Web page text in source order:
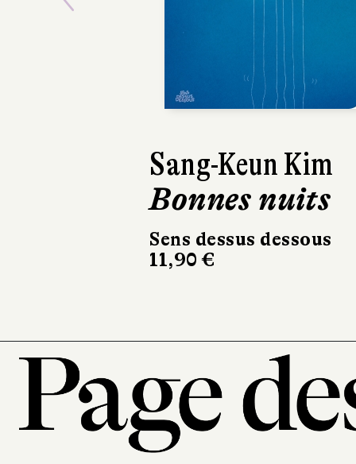
Sang-Keun Kim
Bonnes nuits
Sens dessus dessous
11,90 €
Previous